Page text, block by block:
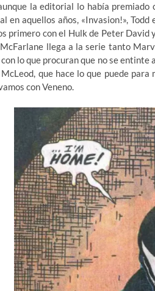
la editorial lo había
en aquellos años, «Invasion!»,
primero con el Hulk de Peter David
llega a la serie tanto
lo que procuran que no se entinte
que hace lo que puede
con Veneno.